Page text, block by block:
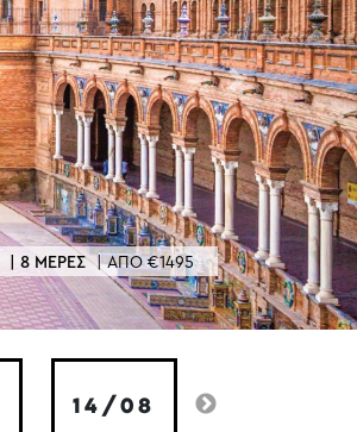
| 8 ΜΕΡΕΣ | ΑΠΟ €1495
Next
14/08